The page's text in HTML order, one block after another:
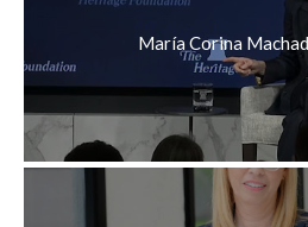
María Corina